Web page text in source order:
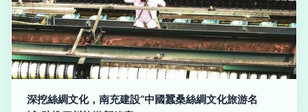
深挖絲綢文化，南充建設“中國蠶桑絲綢文化旅游名